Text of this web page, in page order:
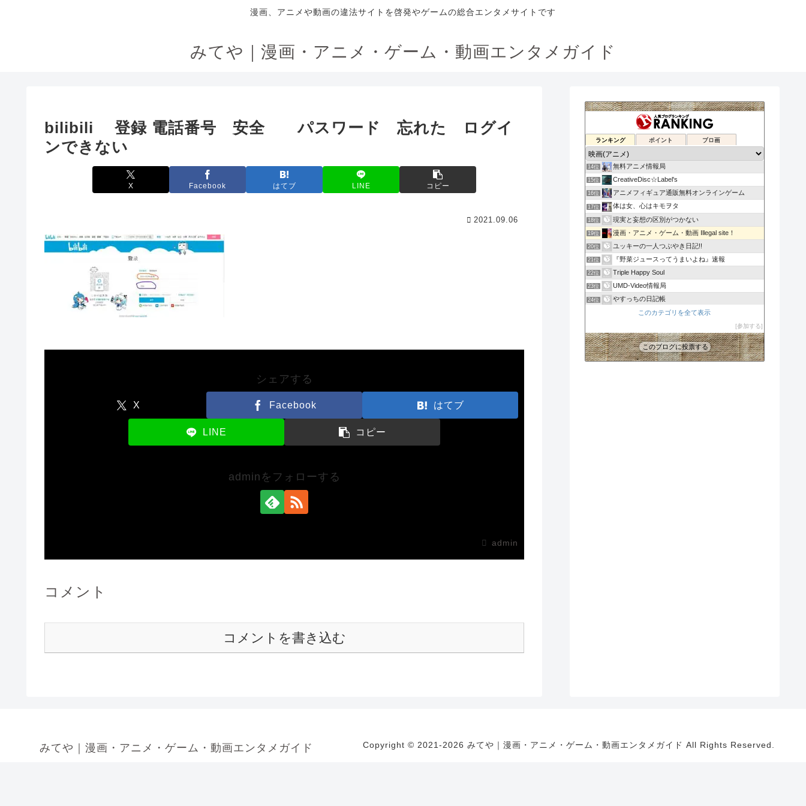
漫画、アニメや動画の違法サイトを啓発やゲームの総合エンタメサイトです
みてや｜漫画・アニメ・ゲーム・動画エンタメガイド
bilibili 登録 電話番号 安全 パスワード 忘れた ログイ
ンできない
X Facebook はてブ LINE コピー
2021.09.06
シェアする
X Facebook はてブ
LINE コピー
adminをフォローする
admin
コメント
コメントを書き込む
ランキング ポイント ブロ画
12位 もふもふ雑談
13位 アニマックス
14位 無料アニメ情報局
15位 CreativeDisc☆Label's
16位 アニメフィギュア通販無料オンラインゲーム
17位 体は女、心はキモヲタ
18位 現実と妄想の区別がつかない
19位 漫画・アニメ・ゲーム・動画 Illegal site！
20位 ユッキーの一人つぶやき日記!!
21位 『野菜ジュースってうまいよね』速報
22位 Triple Happy Soul
23位 UMD-Video情報局
24位 やすっちの日記帳
メイWiz！このカテゴリを全て表示
参加する
このブログに投票する
みてや｜漫画・アニメ・ゲーム・動画エンタメガイド Copyright © 2021-2026 みてや｜漫画・アニメ・ゲーム・動画エンタメガイド All Rights Reserved.